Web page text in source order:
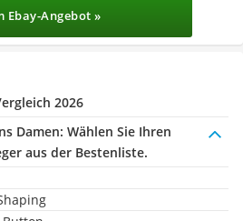
Ebay-Angebot »
2026
Damen: Wählen Sie Ihren
aus der Bestenliste.